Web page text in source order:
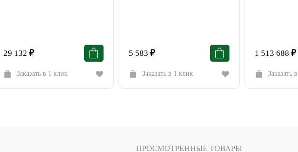
29 132 ₽
Заказать в 1 клик
5 583 ₽
Заказать в 1 клик
1 513 688 ₽
Заказать
ПРОСМОТРЕННЫЕ ТОВАРЫ